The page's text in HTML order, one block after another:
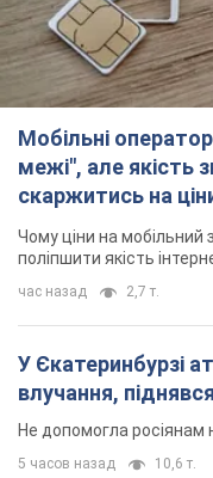
Мобільні
межі", але якість
скаржитись на
Чому ціни на мобільний
поліпшити якість
час назад 2,7 т.
У Єкатеринбурзі
влучання,
Не допомогла росіянам
5 часов назад 10,6 т.